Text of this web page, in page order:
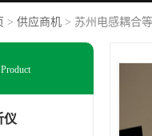
> 供应商机 > 苏州电感耦合
Product
仪